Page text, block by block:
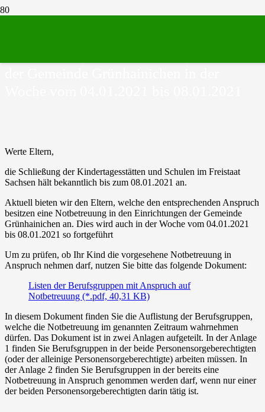
Werte Eltern,
die Schließung der Kindertagesstätten und Schulen im Freistaat
Sachsen hält bekanntlich bis zum 08.01.2021 an.
Aktuell bieten wir den Eltern, welche den entsprechenden Anspruch
besitzen eine Notbetreuung in den Einrichtungen der Gemeinde
Grünhainichen an. Dies wird auch in der Woche vom 04.01.2021
bis 08.01.2021 so fortgeführt
Um zu prüfen, ob Ihr Kind die vorgesehene Notbetreuung in
Anspruch nehmen darf, nutzen Sie bitte das folgende Dokument:
Listen der Berufsgruppen mit Anspruch auf
Notbetreuung (*.pdf, 40,31 KB)
In diesem Dokument finden Sie die Auflistung der Berufsgruppen,
welche die Notbetreuung im genannten Zeitraum wahrnehmen
dürfen. Das Dokument ist in zwei Anlagen aufgeteilt. In der Anlage
1 finden Sie Berufsgruppen in der beide Personensorgeberechtigten
(oder der alleinige Personensorgeberechtigte) arbeiten müssen. In
der Anlage 2 finden Sie Berufsgruppen in der bereits eine
Notbetreuung in Anspruch genommen werden darf, wenn nur einer
der beiden Personensorgeberechtigten darin tätig ist.